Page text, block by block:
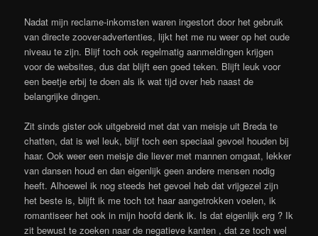
Nadat mijn reclame-inkomsten waren ingestort door het gebruik
van directe zoover-advertenties, lijkt het me nu weer op het oude
niveau te zijn. Blijf toch ook regelmatig aanmeldingen krijgen
voor de websites, dus dat blijft een goed teken. Blijft leuk voor
een beetje erbij te doen als ik wat tijd over heb naast de
belangrijke dingen.
Zit sinds gister ook uitgebreid met dat van meisje uit Breda te
chatten, dat is wel leuk, blijf toch een speciaal gevoel houden bij
haar. Ook weer een meisje die liever met mannen omgaat, lekker
van dansen houd en dan eigenlijk geen andere mensen nodig
heeft. Alhoewel ik nog steeds het gevoel heb dat vrijgezel zijn
het beste is, blijft ik me toch tot haar aangetrokken voelen, ik
romantiseer het ook in mijn hoofd denk ik. Is dat eigenlijk erg ? Ik
zit bewust te zoeken naar de negatieve kanten , dat ze toch wel